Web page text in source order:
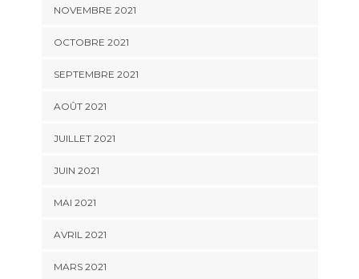
NOVEMBRE 2021
OCTOBRE 2021
SEPTEMBRE 2021
AOÛT 2021
JUILLET 2021
JUIN 2021
MAI 2021
AVRIL 2021
MARS 2021